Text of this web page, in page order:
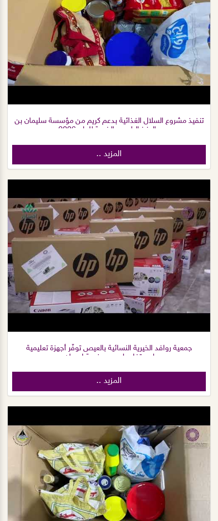
تنفيذ مشروع السلال الغذائية بدعم كريم من مؤسسة سليمان بن
عبدالعزيز الراجحي الخيرية للعام 2026م.
المزيد ..
جمعية روافد الخيرية النسائية بالعيص توفّر أجهزة تعليمية
لمستفادها بدعم منصة إحسان
المزيد ..